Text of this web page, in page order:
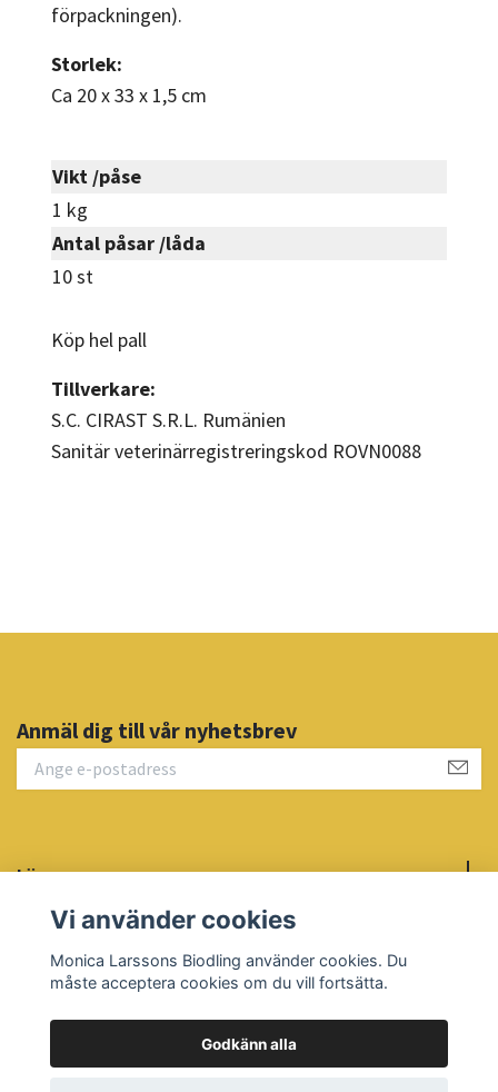
förpackningen).
Storlek:
Ca 20 x 33 x 1,5 cm
Vikt /påse
1 kg
Antal påsar /låda
10 st
Köp hel pall
Tillverkare:
S.C. CIRAST S.R.L. Rumänien
Sanitär veterinärregistreringskod ROVN0088
Anmäl dig till vår nyhetsbrev
Läs mer
Sociala medier
Vi använder cookies
Monica Larssons Biodling använder cookies. Du
måste acceptera cookies om du vill fortsätta.
Godkänn alla